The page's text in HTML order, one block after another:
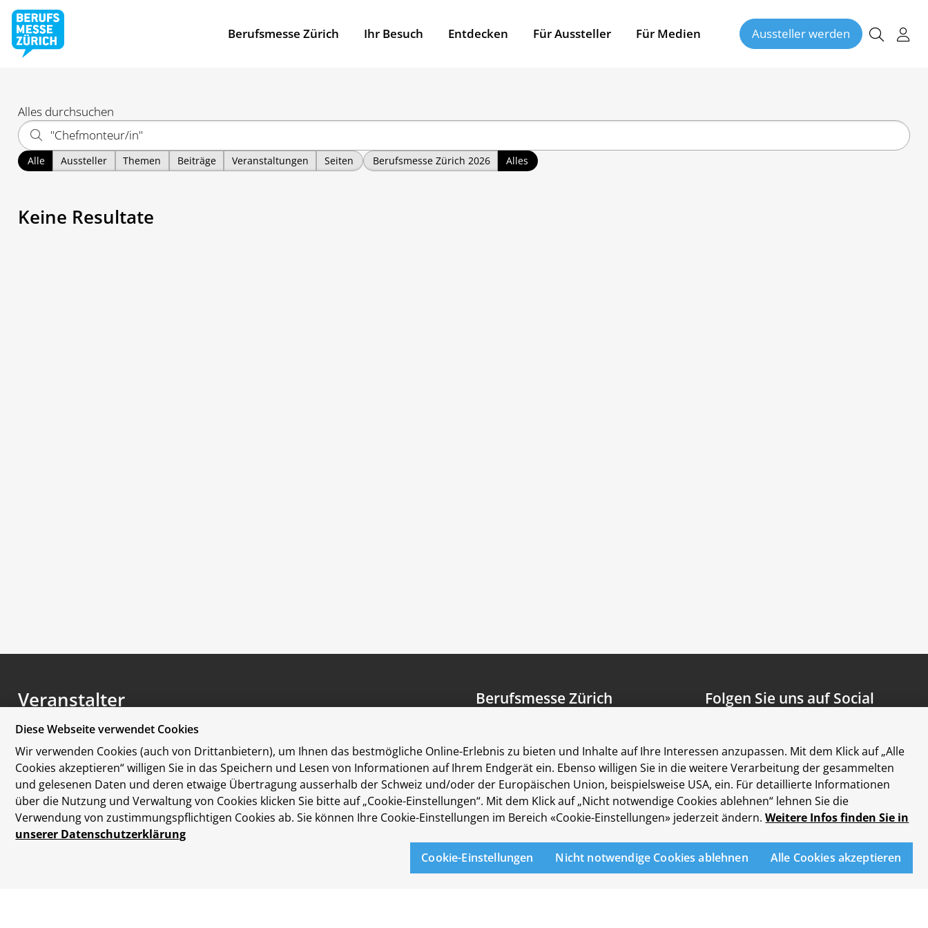
Berufsmesse Zürich Ihr Besuch Entdecken Für Aussteller Für Medien Aussteller werden
Alles durchsuchen
Alle Aussteller Themen Beiträge Veranstaltungen Seiten Berufsmesse Zürich 2026 Alles
Keine Resultate
Veranstalter Berufsmesse Zürich
Aussteller
Newsletter
Medienmitteilungen
Für Aussteller
Auf- und Abbauzeiten
Die Räumlichkeiten der Messe Zürich
sind rollstuhlgängig.
Folgen Sie uns auf Social
Diese Webseite verwendet Cookies
Wir verwenden Cookies (auch von Drittanbietern), um Ihnen das bestmögliche Online-Erlebnis zu bieten und Inhalte auf Ihre Interessen anzupassen. Mit dem Klick auf „Alle
Cookies akzeptieren“ willigen Sie in das Speichern und Lesen von Informationen auf Ihrem Endgerät ein. Ebenso willigen Sie in die weitere Verarbeitung der gesammelten
und gelesenen Daten und deren etwaige Übertragung ausserhalb der Schweiz und/oder der Europäischen Union, beispielsweise USA, ein. Für detaillierte Informationen
über die Nutzung und Verwaltung von Cookies klicken Sie bitte auf „Cookie-Einstellungen“. Mit dem Klick auf „Nicht notwendige Cookies ablehnen“ lehnen Sie die
Verwendung von zustimmungspflichtigen Cookies ab. Sie können Ihre Cookie-Einstellungen im Bereich «Cookie-Einstellungen» jederzeit ändern.Weitere Infos finden Sie in
unserer Datenschutzerklärung
Cookie-Einstellungen
Nicht notwendige Cookies ablehnen Alle Cookies akzeptieren